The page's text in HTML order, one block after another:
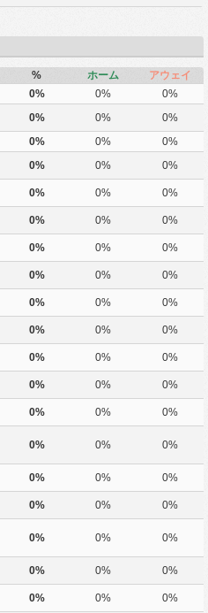
% ホーム アウェイ
0% 0% 0%
0% 0% 0%
0% 0% 0%
0% 0% 0%
0% 0% 0%
0% 0% 0%
0% 0% 0%
0% 0% 0%
0% 0% 0%
0% 0% 0%
0% 0% 0%
0% 0% 0%
0% 0% 0%
0% 0% 0%
0% 0% 0%
0% 0% 0%
0% 0% 0%
0% 0% 0%
0% 0% 0%